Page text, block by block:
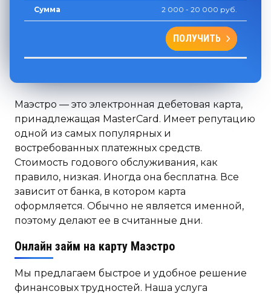
2 000 - 20 000 руб.
ПОЛУЧИТЬ
Маэстро — это электронная дебетовая карта,
принадлежащая MasterCard. Имеет репутацию
одной из самых популярных и
востребованных платежных средств.
Стоимость годового обслуживания, как
правило, низкая. Иногда она бесплатна. Все
зависит от банка, в котором карта
оформляется. Обычно не является именной,
поэтому делают ее в считанные дни.
Онлайн займ на карту Маэстро
Мы предлагаем быстрое и удобное решение
финансовых трудностей. Наша услуга